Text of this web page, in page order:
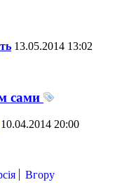
13.05.2014 13:02
сами
10.04.2014 20:00
Вгору